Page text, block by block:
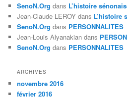
SenoN.Org dans L’histoire
Jean-Claude LEROY dans L’histoire
SenoN.Org dans PERSONNALITES
Jean-Louis Alyanakian dans
SenoN.Org dans PERSONNALITES
ARCHIVES
novembre 2016
février 2016